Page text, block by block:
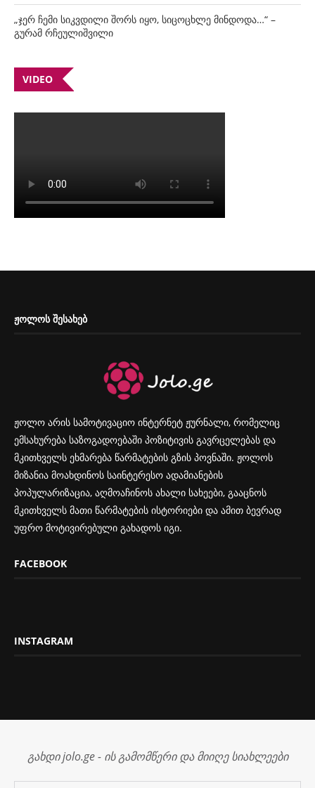
„ჯერ ჩემი სიკვდილი შორს იყო, სიცოცხლე მინდოდა…“ –
გურამ რჩეულიშვილი
VIDEO
ᲟᲝᲚᲝᲡ ᲨᲔᲡᲐᲮᲔᲑ
ჟოლო არის სამოტივაციო ინტერნეტ ჟურნალი, რომელიც
ემსახურება საზოგადოებაში პოზიტივის გავრცელებას და
მკითხველს ეხმარება წარმატების გზის პოვნაში. ჟოლოს
მიზანია მოახდინოს საინტერესო ადამიანების
პოპულარიზაცია, აღმოაჩინოს ახალი სახეები, გააცნოს
მკითხველს მათი წარმატების ისტორიები და ამით ბევრად
უფრო მოტივირებული გახადოს იგი.
FACEBOOK
INSTAGRAM
გახდი jolo.ge - ის გამომწერი და მიიღე სიახლეები